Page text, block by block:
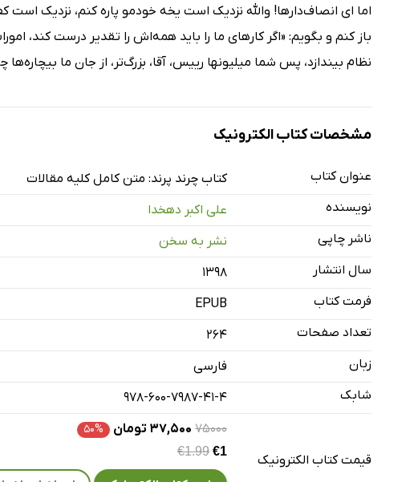
اما اى انصاف‌دارها! واللّه‌ نزدیک است یخه خودمو پاره کنم، نزدیک
باز کنم و بگویم: «اگر کارهاى ما را باید همه‌اش را تقدیر درست کند،
نظام بیندازد، پس شما میلیونها رییس، آقا، بزرگ‌تر، از جان ما
مشخصات کتاب الکترونیک
عنوان کتاب
کتاب چرند پرند: متن کامل کلیه مقالات
نویسنده
علی اکبر دهخدا
ناشر چاپی
نشر به سخن
سال انتشار
۱۳۹۸
فرمت کتاب
EPUB
تعداد صفحات
264
زبان
فارسی
شابک
978-600-7987-41-4
قیمت کتاب الکترونیک
۷۵۰۰۰ ۳۷,۵۰۰ تومان ۵۰%
€1.99 €1